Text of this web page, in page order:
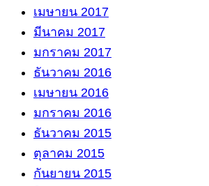
เมษายน 2017
มีนาคม 2017
มกราคม 2017
ธันวาคม 2016
เมษายน 2016
มกราคม 2016
ธันวาคม 2015
ตุลาคม 2015
กันยายน 2015